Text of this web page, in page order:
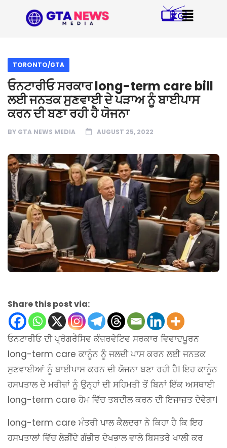
TORONTO/GTA
ਓਨਟਾਰੀਓ ਸਰਕਾਰ long-term care bill
ਲਈ ਜਨਤਕ ਸੁਣਵਾਈ ਦੇ ਪੜਾਅ ਨੂੰ ਬਾਈਪਾਸ
ਕਰਨ ਦੀ ਬਣਾ ਰਹੀ ਹੈ ਯੋਜਨਾ
BY GTA NEWS MEDIA AUGUST 25, 2022
Share this post via:
ਓਨਟਾਰੀਓ ਦੀ ਪ੍ਰੋਗਰੈਸਿਵ ਕੰਜ਼ਰਵੇਟਿਵ ਸਰਕਾਰ ਵਿਵਾਦਪੂਰਨ
long-term care ਕਾਨੂੰਨ ਨੂੰ ਜਲਦੀ ਪਾਸ ਕਰਨ ਲਈ ਜਨਤਕ
ਸੁਣਵਾਈਆਂ ਨੂੰ ਬਾਈਪਾਸ ਕਰਨ ਦੀ ਯੋਜਨਾ ਬਣਾ ਰਹੀ ਹੈ। ਇਹ ਕਾਨੂੰਨ
ਹਸਪਤਾਲ ਦੇ ਮਰੀਜ਼ਾਂ ਨੂੰ ਉਨ੍ਹਾਂ ਦੀ ਸਹਿਮਤੀ ਤੋਂ ਬਿਨਾਂ ਇੱਕ ਅਸਥਾਈ
long-term care ਹੋਮ ਵਿੱਚ ਤਬਦੀਲ ਕਰਨ ਦੀ ਇਜਾਜ਼ਤ ਦੇਵੇਗਾ।
long-term care ਮੰਤਰੀ ਪਾਲ ਕੈਲਦਰਾ ਨੇ ਕਿਹਾ ਹੈ ਕਿ ਇਹ
ਹਸਪਤਾਲਾਂ ਵਿੱਚ ਲੋੜੀਂਦੇ ਗੰਭੀਰ ਦੇਖਭਾਲ ਵਾਲੇ ਬਿਸਤਰੇ ਖਾਲੀ ਕਰ